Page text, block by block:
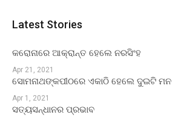
Latest Stories
କରୋନାରେ ଆକ୍ରାନ୍ତ ହେଲେ ନରସିଂହ
Apr 21, 2021
ସୋମନାଥଙ୍କପୀଠରେ ଏକାଠି ହେଲେ ଦୁଇଟି ମନ
Apr 1, 2021
ସତ୍ୟସନ୍ଧାନର ପ୍ରଭାବ